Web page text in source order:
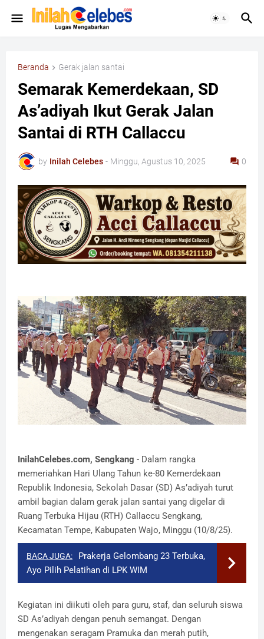
Beranda Gerak jalan santai
Semarak Kemerdekaan, SD
As’adiyah Ikut Gerak Jalan
Santai di RTH Callaccu
by Inilah Celebes - Minggu, Agustus 10, 2025 0
InilahCelebes.com, Sengkang - Dalam rangka
memeriahkan Hari Ulang Tahun ke-80 Kemerdekaan
Republik Indonesia, Sekolah Dasar (SD) As’adiyah turut
ambil bagian dalam gerak jalan santai yang digelar di
Ruang Terbuka Hijau (RTH) Callaccu Sengkang,
Kecamatan Tempe, Kabupaten Wajo, Minggu (10/8/25).
BACA JUGA:
Prakerja Gelombang 23 Terbuka,
Ayo Pilih Pelatihan di LPK WIM
Kegiatan ini diikuti oleh para guru, staf, dan seluruh siswa
SD As’adiyah dengan penuh semangat. Dengan
mengenakan seragam Pramuka dan merah putih,